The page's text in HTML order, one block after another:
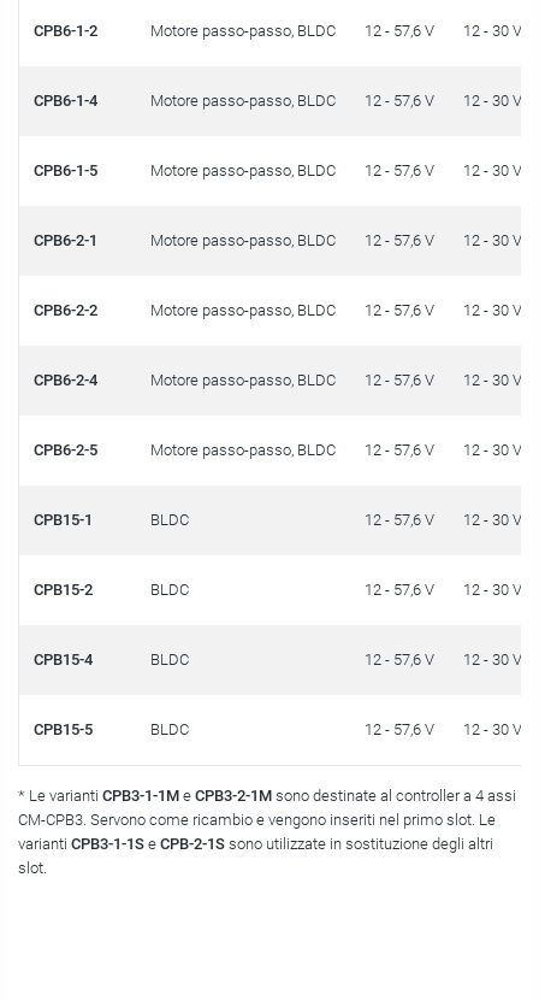
CPB6-1-2 Motore passo-passo, BLDC 12 - 57,6 V 12 - 30 V
CPB6-1-4 Motore passo-passo, BLDC 12 - 57,6 V 12 - 30 V
CPB6-1-5 Motore passo-passo, BLDC 12 - 57,6 V 12 - 30 V
CPB6-2-1 Motore passo-passo, BLDC 12 - 57,6 V 12 - 30 V
CPB6-2-2 Motore passo-passo, BLDC 12 - 57,6 V 12 - 30 V
CPB6-2-4 Motore passo-passo, BLDC 12 - 57,6 V 12 - 30 V
CPB6-2-5 Motore passo-passo, BLDC 12 - 57,6 V 12 - 30 V
CPB15-1 BLDC 12 - 57,6 V 12 - 30 V
CPB15-2 BLDC 12 - 57,6 V 12 - 30 V
CPB15-4 BLDC 12 - 57,6 V 12 - 30 V
CPB15-5 BLDC 12 - 57,6 V 12 - 30 V
* Le varianti CPB3-1-1M e CPB3-2-1M sono destinate al controller a 4 assi
CM-CPB3. Servono come ricambio e vengono inseriti nel primo slot. Le
varianti CPB3-1-1S e CPB-2-1S sono utilizzate in sostituzione degli altri
slot.